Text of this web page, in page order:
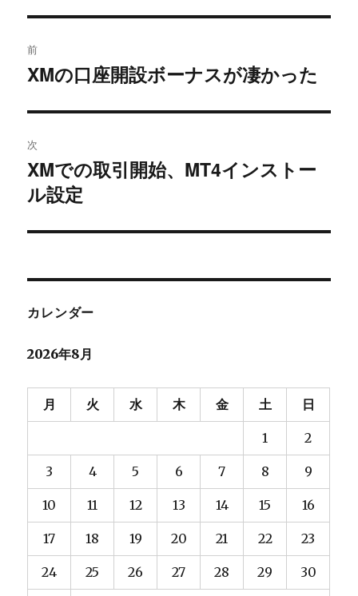
稿
ビ
ゲ
ー
シ
ン
前
過
の
投
稿:
XMの口座開設ボーナスが凄かった
次
次
の
稿:
XMでの取引開始、MT4インストー
ル設定
カレンダー
2026年8月
月 火 水 木 金 土 日
1 2
3 4 5 6 7 8 9
10 11 12 13 14 15 16
17 18 19 20 21 22 23
24 25 26 27 28 29 30